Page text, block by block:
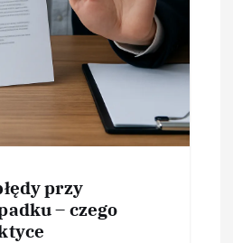
przy
– czego